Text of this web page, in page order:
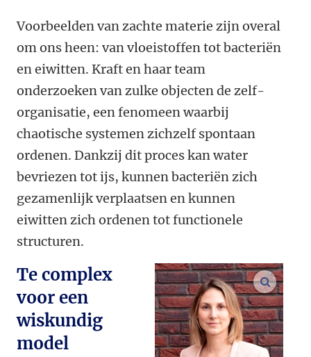
Voorbeelden van zachte materie zijn overal
om ons heen: van vloeistoffen tot bacteriën
en eiwitten. Kraft en haar team
onderzoeken van zulke objecten de zelf-
organisatie, een fenomeen waarbij
chaotische systemen zichzelf spontaan
ordenen. Dankzij dit proces kan water
bevriezen tot ijs, kunnen bacteriën zich
gezamenlijk verplaatsen en kunnen
eiwitten zich ordenen tot functionele
structuren.
Te complex
voor een
wiskundig
model